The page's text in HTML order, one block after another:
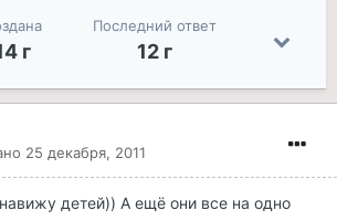
г
Последний ответ
12 г
25 декабря, 2011
детей)) А ещё они все на одно